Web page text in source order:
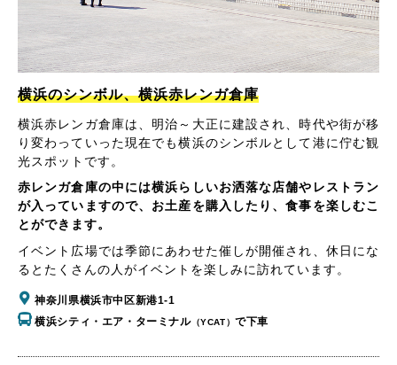
横浜のシンボル、横浜赤レンガ倉庫
横浜赤レンガ倉庫は、明治～大正に建設され、時代や街が移
り変わっていった現在でも横浜のシンボルとして港に佇む観
光スポットです。
赤レンガ倉庫の中には横浜らしいお洒落な店舗やレストラン
が入っていますので、お土産を購入したり、食事を楽しむこ
とができます。
イベント広場では季節にあわせた催しが開催され、休日にな
るとたくさんの人がイベントを楽しみに訪れています。
神奈川県横浜市中区新港1-1
横浜シティ・エア・ターミナル（YCAT）で下車